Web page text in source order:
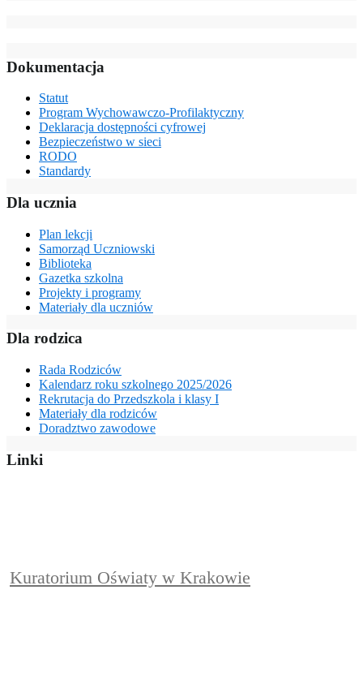
Dokumentacja
Statut
Program Wychowawczo-Profilaktyczny
Deklaracja dostępności cyfrowej
Bezpieczeństwo w sieci
RODO
Standardy
Dla ucznia
Plan lekcji
Samorząd Uczniowski
Biblioteka
Gazetka szkolna
Projekty i programy
Materiały dla uczniów
Dla rodzica
Rada Rodziców
Kalendarz roku szkolnego 2025/2026
Rekrutacja do Przedszkola i klasy I
Materiały dla rodziców
Doradztwo zawodowe
Linki
Kuratorium Oświaty w Krakowie